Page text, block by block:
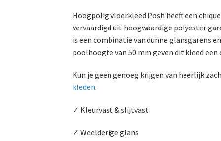
Hoogpolig vloerkleed Posh heeft een
vervaardigd uit hoogwaardige polyester
is een combinatie van dunne glansgarens
poolhoogte van 50 mm geven dit kleed
Kun je geen genoeg krijgen van heerlijk
kleden.
✓ Kleurvast & slijtvast
✓ Weelderige glans